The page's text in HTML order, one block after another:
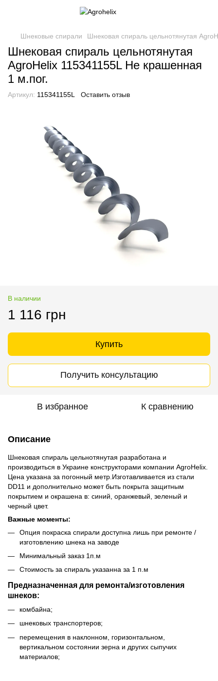
Шнековые спирали Шнековая спираль цельнотянутая
Шнековая спираль цельнотянутая
AgroHelix 115341155L Не крашенная
1 м.пог.
Артикул: 115341155L Оставить отзыв
В наличии
1 116 грн
Купить
Получить консультацию
В избранное К сравнению
Описание
Шнековая спираль цельнотянутая разработана и
производиться в Украине конструкторами компании AgroHelix.
Цена указана за погонный метр.Изготавливается из стали
DD11 и дополнительно может быть покрыта защитным
покрытием и окрашена в: синий, оранжевый, зеленый и
черный цвет.
Важные моменты:
Опция покраска спирали доступна лишь при ремонте /
изготовлению шнека на заводе
Минимальный заказ 1п.м
Стоимость за спираль указанна за 1 п.м
Предназначенная для ремонта/изготовления
шнеков:
комбайна;
шнековых транспортеров;
перемещения в наклонном, горизонтальном,
вертикальном состоянии зерна и других сыпучих
материалов;